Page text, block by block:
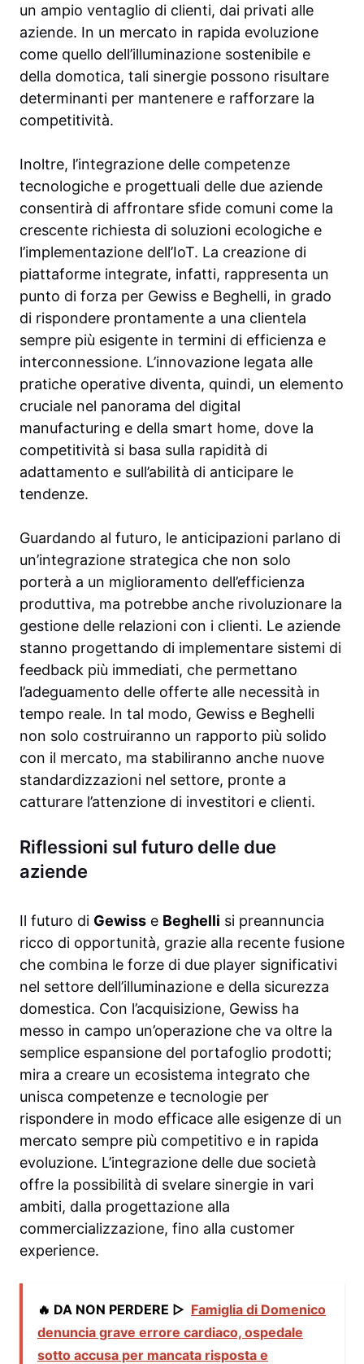
un ampio ventaglio di clienti, dai privati alle
aziende. In un mercato in rapida evoluzione
come quello dell’illuminazione sostenibile e
della domotica, tali sinergie possono risultare
determinanti per mantenere e rafforzare la
competitività.
Inoltre, l’integrazione delle competenze
tecnologiche e progettuali delle due aziende
consentirà di affrontare sfide comuni come la
crescente richiesta di soluzioni ecologiche e
l’implementazione dell’IoT. La creazione di
piattaforme integrate, infatti, rappresenta un
punto di forza per Gewiss e Beghelli, in grado
di rispondere prontamente a una clientela
sempre più esigente in termini di efficienza e
interconnessione. L’innovazione legata alle
pratiche operative diventa, quindi, un elemento
cruciale nel panorama del digital
manufacturing e della smart home, dove la
competitività si basa sulla rapidità di
adattamento e sull’abilità di anticipare le
tendenze.
Guardando al futuro, le anticipazioni parlano di
un’integrazione strategica che non solo
porterà a un miglioramento dell’efficienza
produttiva, ma potrebbe anche rivoluzionare la
gestione delle relazioni con i clienti. Le aziende
stanno progettando di implementare sistemi di
feedback più immediati, che permettano
l’adeguamento delle offerte alle necessità in
tempo reale. In tal modo, Gewiss e Beghelli
non solo costruiranno un rapporto più solido
con il mercato, ma stabiliranno anche nuove
standardizzazioni nel settore, pronte a
catturare l’attenzione di investitori e clienti.
Riflessioni sul futuro delle due
aziende
Il futuro di Gewiss e Beghelli si preannuncia
ricco di opportunità, grazie alla recente fusione
che combina le forze di due player significativi
nel settore dell’illuminazione e della sicurezza
domestica. Con l’acquisizione, Gewiss ha
messo in campo un’operazione che va oltre la
semplice espansione del portafoglio prodotti;
mira a creare un ecosistema integrato che
unisca competenze e tecnologie per
rispondere in modo efficace alle esigenze di un
mercato sempre più competitivo e in rapida
evoluzione. L’integrazione delle due società
offre la possibilità di svelare sinergie in vari
ambiti, dalla progettazione alla
commercializzazione, fino alla customer
experience.
🔥 DA NON PERDERE ▷ Famiglia di Domenico
denuncia grave errore cardiaco, ospedale
sotto accusa per mancata risposta e